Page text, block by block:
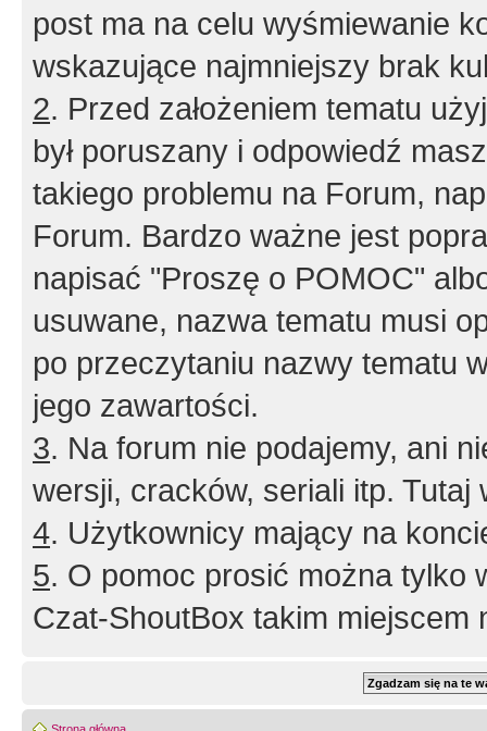
post ma na celu wyśmiewanie
wskazujące najmniejszy brak
2. Przed założeniem tematu
był poruszany i odpowiedź
takiego problemu na Forum,
Forum. Bardzo ważne jest
napisać "Proszę o POMOC"
usuwane, nazwa tematu musi
po przeczytaniu nazwy tematu
jego zawartości.
3. Na forum nie podajemy, ani
wersji, cracków, seriali itp. Tutaj
4. Użytkownicy mający na
5. O pomoc prosić można tylko
Czat-ShoutBox takim miejscem